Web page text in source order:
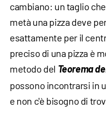
cambiano: un taglio
metà una pizza deve
esattamente per il
preciso di una pizza è
metodo del Teorema
possono incontrarsi in
e non c'è bisogno di